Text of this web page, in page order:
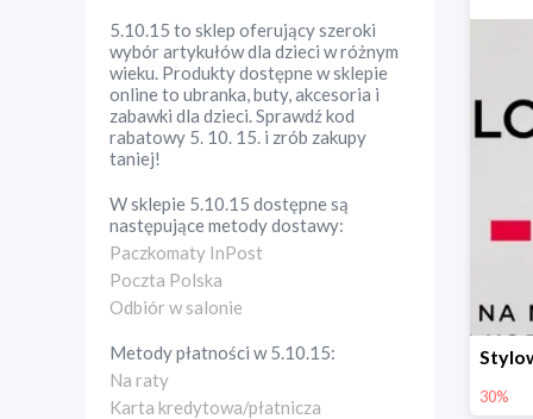
5.10.15 to sklep oferujący szeroki
wybór artykułów dla dzieci w różnym
wieku. Produkty dostępne w sklepie
online to ubranka, buty, akcesoria i
zabawki dla dzieci. Sprawdź kod
rabatowy 5. 10. 15. i zrób zakupy
taniej!
W sklepie 5.10.15 dostępne są
następujące metody dostawy:
Paczkomaty InPost
Poczta Polska
Odbiór w salonie
Metody płatności w5.10.15:
Na raty
Karta kredytowa/płatnicza
30%